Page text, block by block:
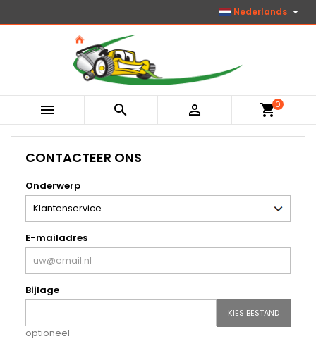
Nederlands 
   shopping_cart0
CONTACTEER ONS
Onderwerp
E-mailadres
Bijlage
KIES BESTAND
optioneel